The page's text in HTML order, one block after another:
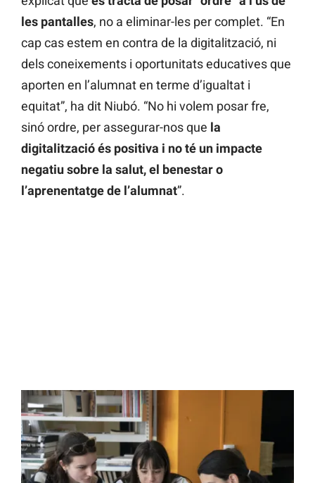
les pantalles, no a eliminar-les per complet. “En
cap cas estem en contra de la digitalització, ni
dels coneixements i oportunitats educatives que
aporten en l’alumnat en terme d’igualtat i
equitat”, ha dit Niubó. “No hi volem posar fre,
sinó ordre, per assegurar-nos que la
digitalització és positiva i no té un impacte
negatiu sobre la salut, el benestar o
l’aprenentatge de l’alumnat”.